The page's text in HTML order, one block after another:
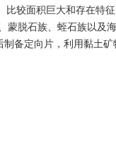
较面积巨大和存在特
脱石族、蛭石族以及
备定向片，利用黏土